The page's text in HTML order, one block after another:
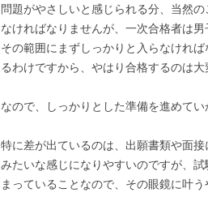
問題がやさしいと感じられる分、当然
なければなりませんが、一次合格者は
その範囲にまずしっかりと入らなけれ
るわけですから、やはり合格するのは大
なので、しっかりとした準備を進めてい
特に差が出ているのは、出願書類や面
みたいな感じになりやすいのですが、
まっていることなので、その眼鏡に叶